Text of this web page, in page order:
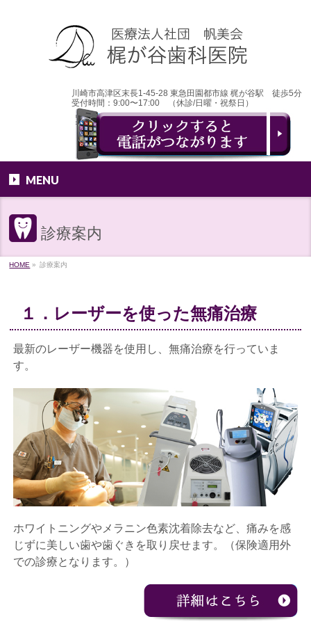
川崎市高津区末長1-45-28 東急田園都市線 梶が谷駅 徒歩5分
受付時間：9:00〜17:00 （休診/日曜・祝祭日）
MENU
診療案内
HOME » 診療案内
１．レーザーを使った無痛治療
最新のレーザー機器を使用し、無痛治療を行っていま
す。
ホワイトニングやメラニン色素沈着除去など、痛みを感
じずに美しい歯や歯ぐきを取り戻せます。（保険適用外
での診療となります。）